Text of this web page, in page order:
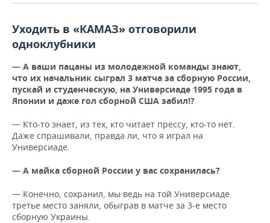
ВОДНЫЕ ВИДЫ СПОРТА
ХОККЕЙ С МЯЧОМ
ОБРАЗОВАНИЕ
ПРОИСШЕСТВИЯ
Уходить в «КАМАЗ» отговорили
одноклубники
— А ваши пацаны из молодежной команды знают,
что их начальник сыграл 3 матча за сборную России,
пускай и студенческую, на Универсиаде 1995 года в
Японии и даже гол сборной США забил!?
— Кто-то знает, из тех, кто читает прессу, кто-то нет.
Даже спрашивали, правда ли, что я играл на
Универсиаде.
— А майка сборной России у вас сохранилась?
— Конечно, сохранил, мы ведь на той Универсиаде
третье место заняли, обыграв в матче за 3-е место
сборную Украины.